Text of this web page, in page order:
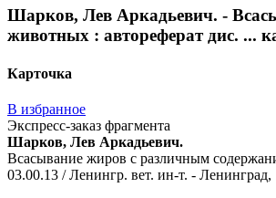
Шарков, Лев Аркадьевич. -
животных : автореферат дис. ...
Карточка
В избранное
Экспресс-заказ фрагмента
Шарков, Лев Аркадьевич.
Всасывание жиров с различным
03.00.13 / Ленингр. вет. ин-т. - Ленинград,